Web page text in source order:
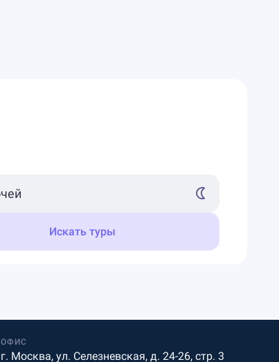
Искать туры
ОФИС
г. Москва, ул. Селезневская, д. 24-26, стр. 3